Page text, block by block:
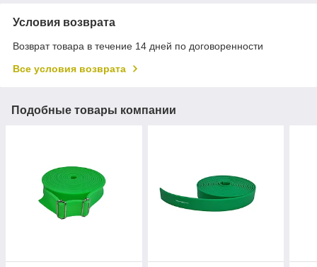
Условия возврата
Возврат товара в течение 14 дней по договоренности
Все условия возврата
Подобные товары компании